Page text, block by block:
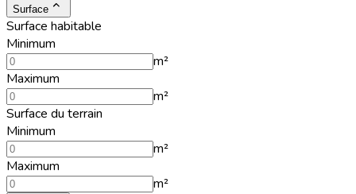
Surface
Surface habitable
Minimum
m²
Maximum
m²
Surface du terrain
Minimum
m²
Maximum
m²